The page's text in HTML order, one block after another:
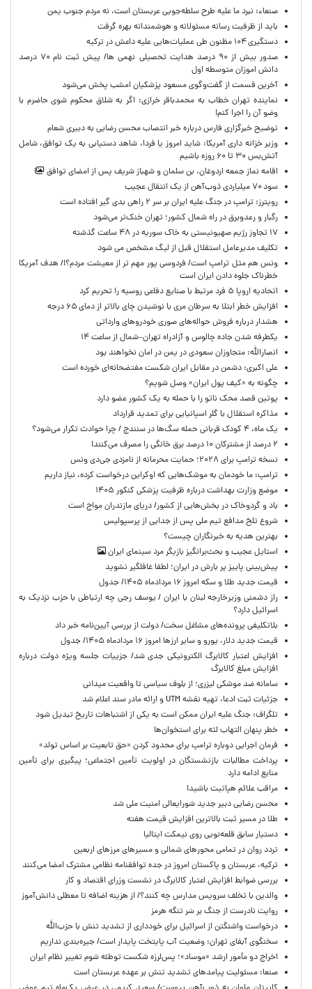
صنعاء: نبرد ما علیه طرح سلطه‌جویی عربستان است، نه مردم جنوب یمن
باید از ظرفیت رسانه مسئولانه و هوشمندانه بهره گرفت
دستگیری ۱۰۴ مظنون طی عملیات‌هایی علیه داعش در ترکیه
صدور بیش از ۹۰ درصد هدایت تحصیلی نهمی ها/ پیش ثبت نام ۷۰ درصد
دانش اموزان متوسطه اول
آخرین قسمت از گفت‌وگوی مسعود پزشکیان امشب پخش می‌شود
نماینده تهران خطاب به محمدباقر خرازی: اگر به شلاق محکوم شوی حاضرم با
وضو آن را اجرا کنم!
توضیح خبرگزاری فارس درباره خبر انتصاب محسن رضایی به دبیری شعام
وزیر خزانه داری آمریکا: شاید امروز یا فردا، شاهد دستیابی به یک توافق، شامل
آتش‌بس ۳۰ تا ۶۰ روزه باشیم
اقامه نماز جمعه اردوغان، بن ‌سلمان و شهباز شریف پس از امضای توافق
سود ۷۰ میلیاردی ذوب‌آهن از یک انتقال عجیب
رویترز: ترامپ در جنگ علیه ایران بر سر ۲ راهی بدی گیر افتاده است
رگبار و رعدوبرق در راه شمال کشور؛ تهران خنک‌تر می‌شود
۱۷ تجاوز رژیم صهیونیستی به خاک سوریه در ۴۸ ساعت گذشته
تکلیف مدیرعامل استقلال قبل از لیگ مشخص می شود
ونس هم مثل ترامپ است/ فردوسی پور مهم تر از معیشت مردم؟!/ هدف آمریکا
خطرناک جلوه دادن ایران است
اتحادیه اروپا ۵ فرد مرتبط با صنایع دفاعی روسیه را تحریم کرد
افزایش خطر ابتلا به سرطان مری با نوشیدن چای بالاتر از دمای ۶۵ درجه
هشدار درباره فروش حواله‌های صوری خودروهای وارداتی
یکطرفه شدن جاده چالوس و آزادراه تهران–شمال از ساعت ۱۴
انصارالله: متجاوزان سعودی در یمن در امان نخواهند بود
علی اکبری: دشمن در مقابل ایران شکست مفتضحانه‌ای خورده است
چگونه به «کیف پول ایران» وصل شویم؟
پوتین قصد محک ناتو را با حمله به یک کشور عضو دارد
مذاکره استقلال با گلر اسپانیایی برای تمدید قرارداد
یک ماه، ۴ کودک قربانی حمله سگ‌ها در سنندج / چرا حوادث تکرار می‌شود؟
۲ درصد از مشترکان ۱۰ درصد برق خانگی را مصرف می‌کنند!
نسخه ترامپ برای ۲۰۲۸؛ حمایت محرمانه از نامزدی جی‌دی ونس
ترامپ: ما خودمان به موشک‌هایی که اوکراین درخواست کرده، نیاز داریم
موضع وزارت بهداشت درباره ظرفیت پزشکی کنکور ۱۴۰۵
باد و گردوخاک در بخش‌هایی از کشور/ دریای مازندران مواج است
شروع تلخ مدافع تیم ملی پس از جدایی از پرسپولیس
بهترین هدیه به خبرنگاران چیست؟
استایل عجیب و بحث‌برانگیز بازیگر مرد سینمای ایران
پیش‌بینی پاییز پر بارش در ایران؛ لطفا غافلگیر نشوید
قیمت جدید طلا و سکه امروز ۱۶ مردادماه ۱۴۰۵/ جدول
راز دشمنی وزیرخارجه لبنان با ایران / یوسف رجی چه ارتباطی با حزب نزدیک به
اسرائیل دارد؟
بلاتکلیفی پرونده‌های مشاغل سخت/ دولت از بررسی آیین‌نامه خبر داد
قیمت جدید دلار، یورو و سایر ارزها امروز ۱۶ مردادماه ۱۴۰۵/ جدول
افزایش اعتبار کالابرگ الکترونیکی جدی شد/ جزییات جلسه ویژه دولت درباره
افزایش مبلغ کالابرگ
سامانه ضد موشکی لیزری؛ از بلوف سیاسی تا واقعیت میدانی
جزئیات ثبت ادعا، تهیه نقشه UTM و ارائه مادر سند اعلام شد
تلگراف: جنگ علیه ایران ممکن است به یکی از اشتباهات تاریخ تبدیل شود
خطر پنهان التهاب لثه برای استخوان‌ها
فرمان اجرایی دوباره ترامپ برای محدود کردن «حق تابعیت بر اساس تولد»
پرداخت مطالبات بازنشستگان در اولویت تأمین اجتماعی؛ پیگیری برای تأمین
منابع ادامه دارد
مراقب علائم هپاتیت باشید!
محسن رضایی دبیر جدید شورایعالی امنیت ملی شد
طلا در مسیر ثبت بالاترین افزایش قیمت هفته
دستیار سابق قلعه‌نویی روی نیمکت ایتالیا
تردد روان در تمامی محورهای شمالی و مسیرهای مرزهای اربعین
ترکیه، عربستان و پاکستان امروز در جده توافقنامه نظامی مشترک امضا می‌کنند
بررسی ضوابط افزایش اعتبار کالابرگ در نشست وزرای اقتصاد و کار
والدین با تخلف سرویس مدارس چه کنند؟/ از هزینه اضافه تا معطلی دانش‌آموز
روایت نادرست از جنگ بر سَر تنگه هرمز
درخواست واشنگتن از اسرائیل برای خودداری از تشدید تنش با حزب‌الله
سخنگوی آبفای تهران: وضعیت آب پایتخت پایدار است/ جیره‌بندی نداریم
اخراج دو مأمور ارشد «موساد»؛ پس‌لرزه شکست توطئه شوم تغییر نظام ایران
صنعا: مسئولیت پیامدهای تشدید تنش بر عهده عربستان است